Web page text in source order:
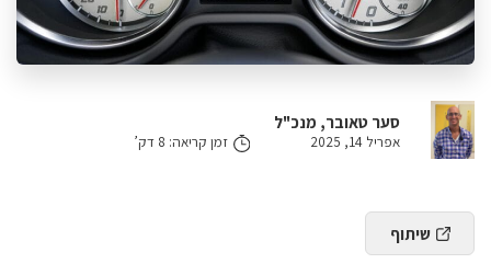
סער טאובר, מנכ"ל
אפריל 14, 2025 זמן קריאה: 8 דק’
שיתוף